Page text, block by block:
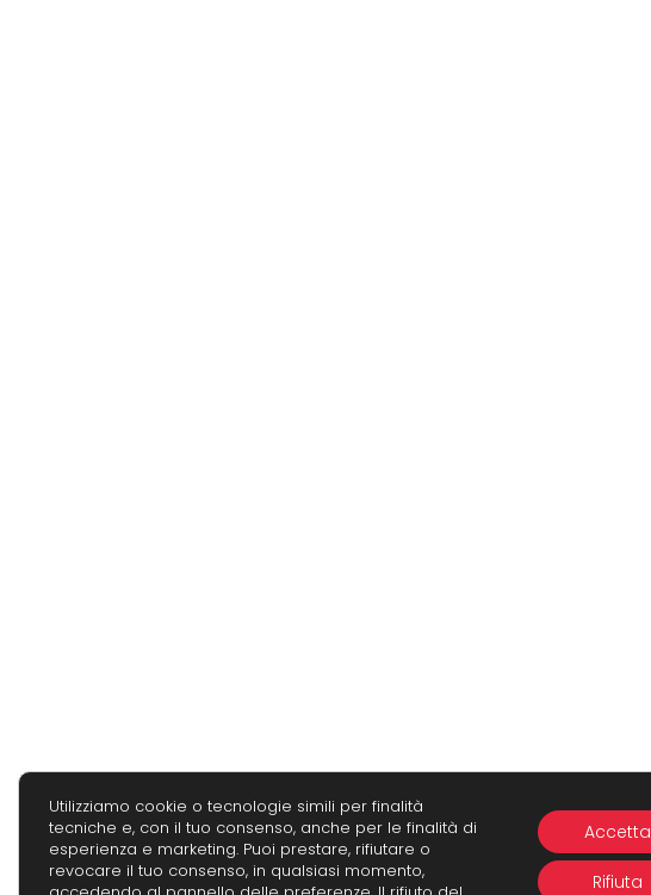
Utilizziamo cookie o tecnologie simili per finalità
tecniche e, con il tuo consenso, anche per le finalità di
esperienza e marketing. Puoi prestare, rifiutare o
revocare il tuo consenso, in qualsiasi momento,
Accetta
Rifiuta